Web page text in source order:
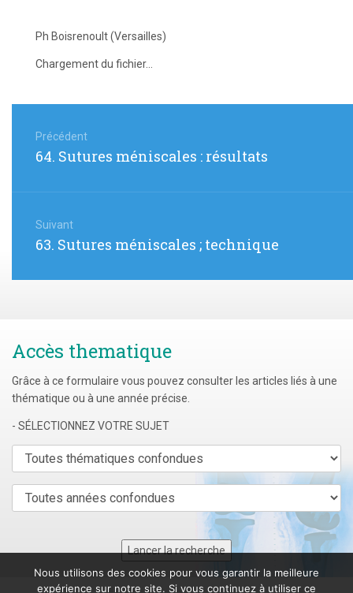
Ph Boisrenoult (Versailles)
Chargement du fichier...
dePrécédent
Article
64. Sutures méniscales : résultats
Suivant
Article
63. Sutures méniscales ; technique
Accès thematique
Grâce à ce formulaire vous pouvez consulter les articles liés à une
thématique ou à une année précise.
- SÉLECTIONNEZ VOTRE SUJET
Nous utilisons des cookies pour vous garantir la meilleure
expérience sur notre site. Si vous continuez à utiliser ce